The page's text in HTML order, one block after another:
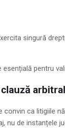
singură
pentru
convin ca litigiile
nu de instanțele